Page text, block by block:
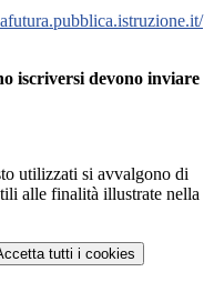
iscriversi devono inviare
utilizzati si avvalgono di
alle finalità illustrate nella
tutti i cookies